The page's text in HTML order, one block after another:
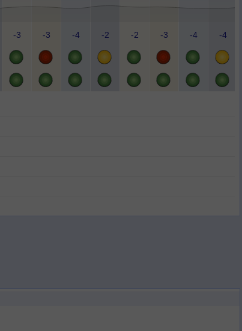
-3 -3 -4 -2 -2 -3 -4 -4